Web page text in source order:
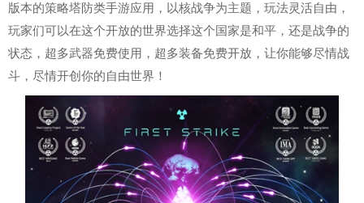
版本的策略塔防类手游应用，以核战争为主题，玩法灵活自由，
玩家们可以在这个开放的世界选择这个国家是和平，还是战争的
状态，超多武器免费使用，超多装备免费开放，让你能够尽情战
斗，尽情开创你的自由世界！